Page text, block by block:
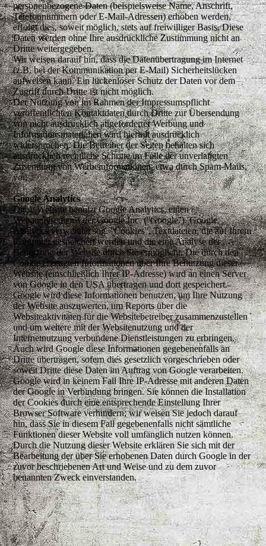
personenbezogene Daten (beispielsweise Name, Anschrift,
Telefonnummern oder E-Mail-Adressen) erhoben werden,
erfolgt dies, soweit möglich, stets auf freiwilliger Basis. Diese
Daten werden ohne Ihre ausdrückliche Zustimmung nicht an
Dritte weitergegeben.
Wir weisen darauf hin, dass die Datenübertragung im Internet
(z.B. bei der Kommunikation per E-Mail) Sicherheitslücken
aufweisen kann. Ein lückenloser Schutz der Daten vor dem
Zugriff durch Dritte ist nicht möglich.
Der Nutzung von im Rahmen der Impressumspflicht
veröffentlichten Kontaktdaten durch Dritte zur Übersendung
von nicht ausdrücklich angeforderter Werbung und
Informationsmaterialien wird hiermit ausdrücklich
widersprochen. Die Betreiber der Seiten behalten sich
ausdrücklich rechtliche Schritte im Falle der unverlangten
Zusendung von Werbeinformationen, etwa durch Spam-Mails,
vor.
Google Analytics
Diese Website benutzt Google Analytics, einen
Webanalysedienst der Google Inc. (''Google''). Google
Analytics verwendet sog. ''Cookies'', Textdateien, die auf Ihrem
Computer gespeichert werden und die eine Analyse der
Benutzung der Website durch Sie ermöglicht. Die durch den
Cookie erzeugten Informationen über Ihre Benutzung dieser
Website (einschließlich Ihrer IP-Adresse) wird an einen Server
von Google in den USA übertragen und dort gespeichert.
Google wird diese Informationen benutzen, um Ihre Nutzung
der Website auszuwerten, um Reports über die
Websiteaktivitäten für die Websitebetreiber zusammenzustellen
und um weitere mit der Websitenutzung und der
Internetnutzung verbundene Dienstleistungen zu erbringen.
Auch wird Google diese Informationen gegebenenfalls an
Dritte übertragen, sofern dies gesetzlich vorgeschrieben oder
soweit Dritte diese Daten im Auftrag von Google verarbeiten.
Google wird in keinem Fall Ihre IP-Adresse mit anderen Daten
der Google in Verbindung bringen. Sie können die Installation
der Cookies durch eine entsprechende Einstellung Ihrer
Browser Software verhindern; wir weisen Sie jedoch darauf
hin, dass Sie in diesem Fall gegebenenfalls nicht sämtliche
Funktionen dieser Website voll umfänglich nutzen können.
Durch die Nutzung dieser Website erklären Sie sich mit der
Bearbeitung der über Sie erhobenen Daten durch Google in der
zuvor beschriebenen Art und Weise und zu dem zuvor
benannten Zweck einverstanden.